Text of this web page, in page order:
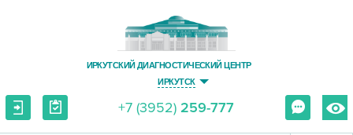
ИРКУТСКИЙ ДИАГНОСТИЧЕСКИЙ ЦЕНТР
ИРКУТСК
+7 (3952) 259-777